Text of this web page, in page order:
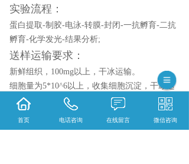
实验流程：
蛋白提取-制胶-电泳-转膜-封闭-一抗孵育-二抗
孵育-化学发光-结果分析;
送样运输要求：
新鲜组织，100mg以上，干冰运输。
细胞量为5*10^6以上，收集细胞沉淀，干冰运
输。
相关标签： 蛋白服务 WB检测服务（核蛋白,线
首页 电话咨询 在线留言 微信咨询